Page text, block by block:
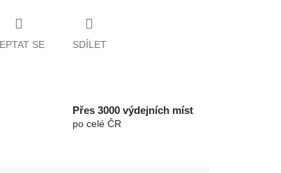
SE SDÍLET
Přes 3000 výdejních míst
po celé ČR